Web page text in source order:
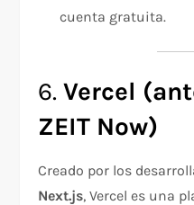
cuenta gratuita.
6.Vercel
ZEIT Now)
Creado por los
Next.js, Vercel es una